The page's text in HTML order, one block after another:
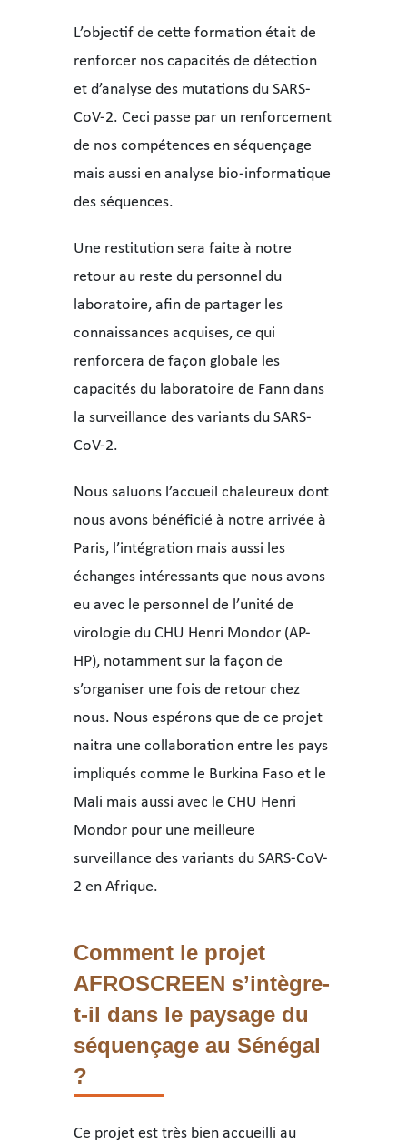
L’objectif de cette formation était de
renforcer nos capacités de détection
et d’analyse des mutations du SARS-
CoV-2. Ceci passe par un renforcement
de nos compétences en séquençage
mais aussi en analyse bio-informatique
des séquences.
Une restitution sera faite à notre
retour au reste du personnel du
laboratoire, afin de partager les
connaissances acquises, ce qui
renforcera de façon globale les
capacités du laboratoire de Fann dans
la surveillance des variants du SARS-
CoV-2.
Nous saluons l’accueil chaleureux dont
nous avons bénéficié à notre arrivée à
Paris, l’intégration mais aussi les
échanges intéressants que nous avons
eu avec le personnel de l’unité de
virologie du CHU Henri Mondor (AP-
HP), notamment sur la façon de
s’organiser une fois de retour chez
nous. Nous espérons que de ce projet
naitra une collaboration entre les pays
impliqués comme le Burkina Faso et le
Mali mais aussi avec le CHU Henri
Mondor pour une meilleure
surveillance des variants du SARS-CoV-
2 en Afrique.
Comment le projet
AFROSCREEN s’intègre-
t-il dans le paysage du
séquençage au Sénégal
?
Ce projet est très bien accueilli au